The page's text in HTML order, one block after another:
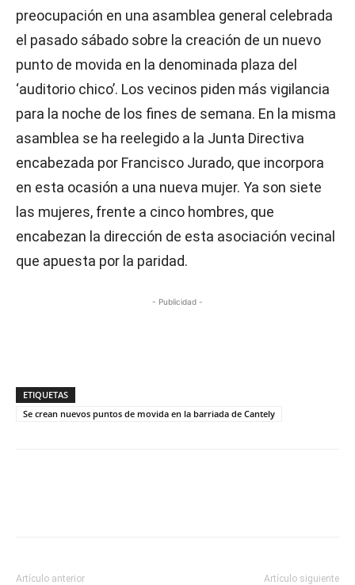
preocupación en una asamblea general celebrada
el pasado sábado sobre la creación de un nuevo
punto de movida en la denominada plaza del
‘auditorio chico’. Los vecinos piden más vigilancia
para la noche de los fines de semana. En la misma
asamblea se ha reelegido a la Junta Directiva
encabezada por Francisco Jurado, que incorpora
en esta ocasión a una nueva mujer. Ya son siete
las mujeres, frente a cinco hombres, que
encabezan la dirección de esta asociación vecinal
que apuesta por la paridad.
- Publicidad -
ETIQUETAS
Se crean nuevos puntos de movida en la barriada de Cantely
Artículo anterior Artículo siguiente